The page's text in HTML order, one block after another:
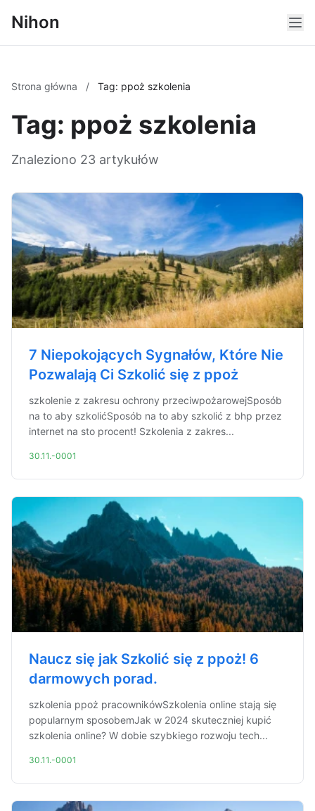
Nihon
Strona główna / Tag: ppoż szkolenia
Tag: ppoż szkolenia
Znaleziono 23 artykułów
7 Niepokojących Sygnałów, Które Nie
Pozwalają Ci Szkolić się z ppoż
szkolenie z zakresu ochrony przeciwpożarowejSposób
na to aby szkolićSposób na to aby szkolić z bhp przez
internet na sto procent! Szkolenia z zakres...
30.11.-0001
Naucz się jak Szkolić się z ppoż! 6
darmowych porad.
szkolenia ppoż pracownikówSzkolenia online stają się
popularnym sposobemJak w 2024 skuteczniej kupić
szkolenia online? W dobie szybkiego rozwoju tech...
30.11.-0001